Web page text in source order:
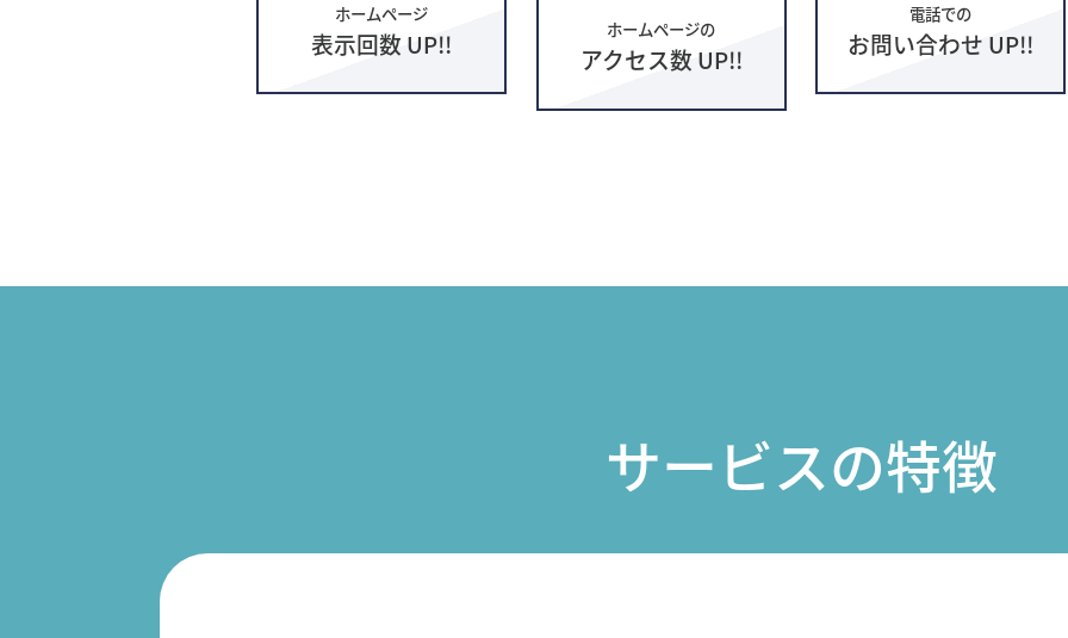
ホームページ
表示回数 UP!! ホームページの
アクセス数 UP!!
電話での
お問い合わせ UP!!
サービスの特徴